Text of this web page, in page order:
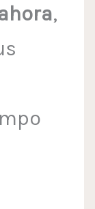
,